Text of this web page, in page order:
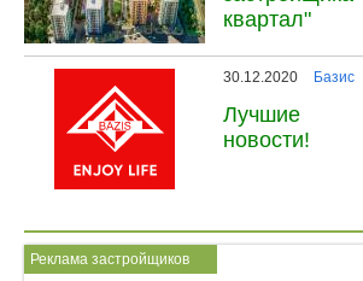
квартал"
30.12.2020 Базис
Лучшие
новости!
Реклама застройщиков